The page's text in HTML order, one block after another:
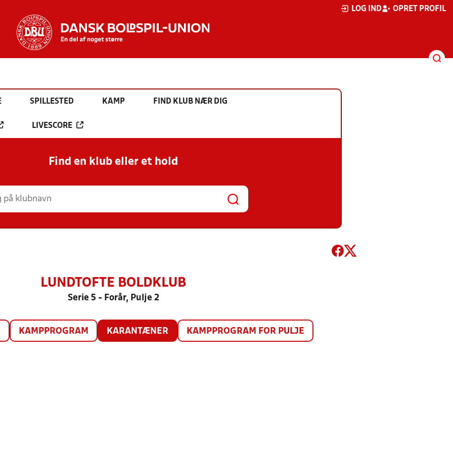
LOG IND OPRET PROFIL
SPILLESTED KAMP FIND KLUB NÆR DIG
LIVESCORE
Find en klub eller et hold
LUNDTOFTE BOLDKLUB
Serie 5 - Forår, Pulje 2
KAMPPROGRAM KARANTÆNER KAMPPROGRAM FOR PULJE